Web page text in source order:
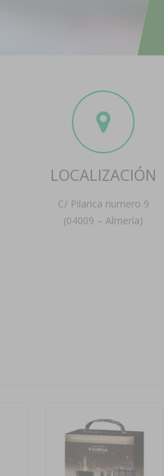
LOCALIZACIÓN
C/ Pilarica numero 9
(04009 – Almería)